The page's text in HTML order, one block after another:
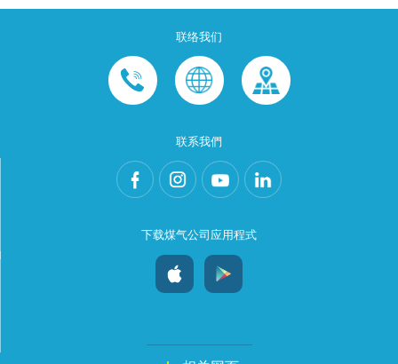
联络我们
联系我們
下载煤气公司应用程式